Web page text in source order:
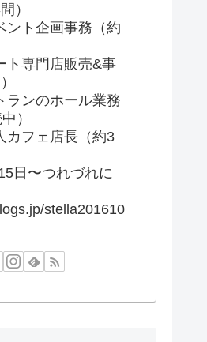
）
ント企画事務（約
ト専門店販売&事
ランのホール業務
）
カフェ店長（約3
日〜つれづれに
stella201610